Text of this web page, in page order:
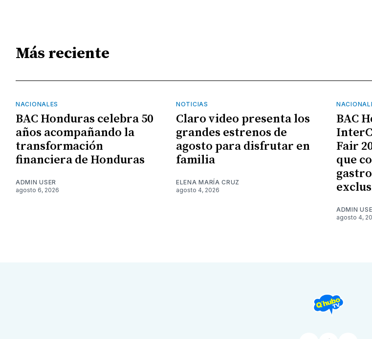
Más reciente
NACIONALES
BAC Honduras celebra 50
años acompañando la
transformación
financiera de Honduras
ADMIN USER
agosto 6, 2026
NOTICIAS
Claro video presenta los
grandes estrenos de
agosto para disfrutar en
familia
ELENA MARÍA CRUZ
agosto 4, 2026
BAC
Fair
que
ADMIN
agosto 4,